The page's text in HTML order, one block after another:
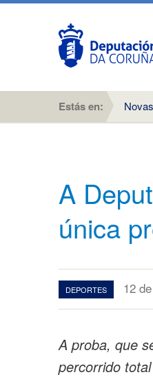
Estás en: Novas
A
única
DEPORTES 12
A proba, que
percorrido